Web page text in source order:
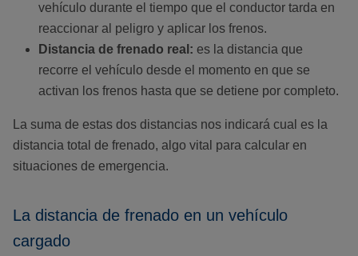
vehículo durante el tiempo que el conductor tarda en
reaccionar al peligro y aplicar los frenos.
Distancia de frenado real: es la distancia que
recorre el vehículo desde el momento en que se
activan los frenos hasta que se detiene por completo.
La suma de estas dos distancias nos indicará cual es la
distancia total de frenado, algo vital para calcular en
situaciones de emergencia.
La distancia de frenado en un vehículo
cargado